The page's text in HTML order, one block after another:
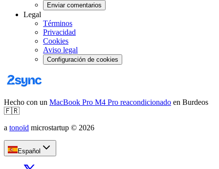
Enviar comentarios
Legal
Términos
Privacidad
Cookies
Aviso legal
Configuración de cookies
Hecho con un MacBook Pro M4 Pro reacondicionado en Burdeos
🇫🇷
a tonoïd microstartup © 2026
Español